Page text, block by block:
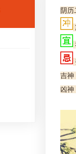
阴
吉神
凶神